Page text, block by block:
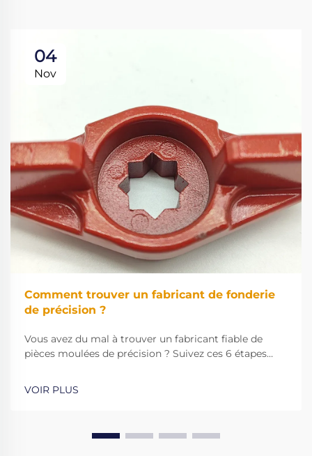
04
Nov
Comment trouver un fabricant de fonderie
de précision ?
Vous avez du mal à trouver un fabricant fiable de
pièces moulées de précision ? Suivez ces 6 étapes
critiques. Faites-le bien dès le premier essai.
VOIR PLUS